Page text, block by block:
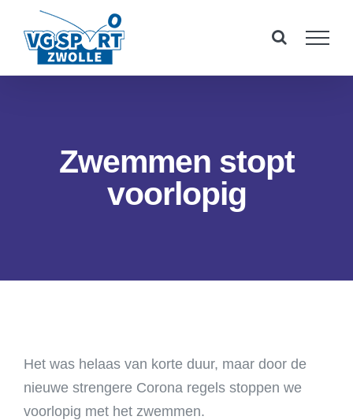
naar
Zwemmen stopt
voorlopig
Het was helaas van korte duur, maar door de
nieuwe strengere Corona regels stoppen we
voorlopig met het zwemmen.